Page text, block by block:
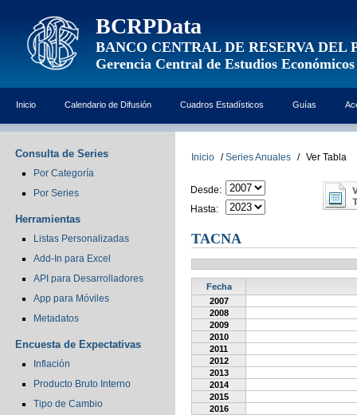
BCRPData
BANCO CENTRAL DE RESERVA DEL
Gerencia Central de Estudios Económicos
Inicio Calendario de Difusión Cuadros Estadísticos Guías
Consulta de Series
Por Categoría
Por Series
Herramientas
Listas Personalizadas
Add-In para Excel
API para Desarrolladores
App para Móviles
Metadatos
Encuesta de Expectativas
Inflación
Producto Bruto Interno
Tipo de Cambio
Inicio / Series Anuales / Ver Tabla
Desde:
Hasta:
TACNA
Fecha
2007
2008
2009
2010
2011
2012
2013
2014
2015
2016